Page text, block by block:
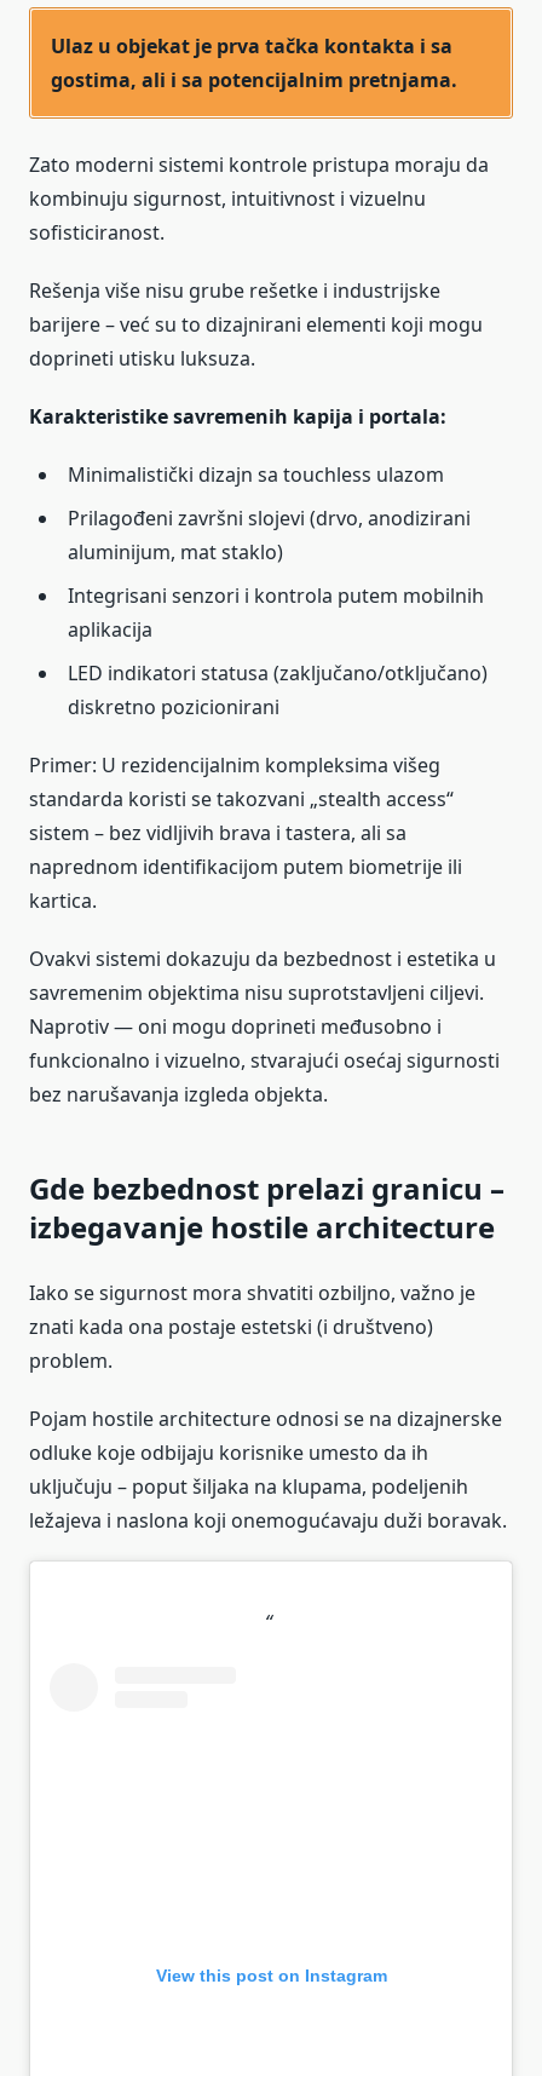
Ulaz u objekat je prva tačka kontakta i sa
gostima, ali i sa potencijalnim pretnjama.
Zato moderni sistemi kontrole pristupa moraju da
kombinuju sigurnost, intuitivnost i vizuelnu
sofisticiranost.
Rešenja više nisu grube rešetke i industrijske
barijere – već su to dizajnirani elementi koji mogu
doprineti utisku luksuza.
Karakteristike savremenih kapija i portala:
Minimalistički dizajn sa touchless ulazom
Prilagođeni završni slojevi (drvo, anodizirani
aluminijum, mat staklo)
Integrisani senzori i kontrola putem mobilnih
aplikacija
LED indikatori statusa (zaključano/otključano)
diskretno pozicionirani
Primer: U rezidencijalnim kompleksima višeg
standarda koristi se takozvani „stealth access“
sistem – bez vidljivih brava i tastera, ali sa
naprednom identifikacijom putem biometrije ili
kartica.
Ovakvi sistemi dokazuju da bezbednost i estetika u
savremenim objektima nisu suprotstavljeni ciljevi.
Naprotiv — oni mogu doprineti međusobno i
funkcionalno i vizuelno, stvarajući osećaj sigurnosti
bez narušavanja izgleda objekta.
Gde bezbednost prelazi granicu –
izbegavanje hostile architecture
Iako se sigurnost mora shvatiti ozbiljno, važno je
znati kada ona postaje estetski (i društveno)
problem.
Pojam hostile architecture odnosi se na dizajnerske
odluke koje odbijaju korisnike umesto da ih
uključuju – poput šiljaka na klupama, podeljenih
ležajeva i naslona koji onemogućavaju duži boravak.
View this post on Instagram